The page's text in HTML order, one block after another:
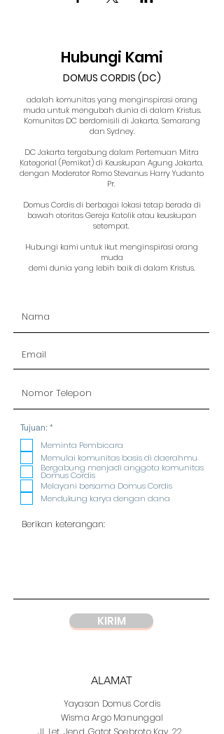
Hubungi Kami
DOMUS CORDIS (DC)
adalah komunitas yang menginspirasi orang
muda untuk mengubah dunia di dalam Kristus.
Komunitas DC berdomisili di Jakarta, Semarang
dan Sydney.
DC Jakarta tergabung dalam Pertemuan Mitra
Kategorial (Pemikat) di Keuskupan Agung Jakarta,
dengan Moderator Romo Stevanus Harry Yudanto
Pr.
Domus Cordis di berbagai lokasi tetap berada di
bawah otoritas Gereja Katolik atau keuskupan
setempat.
Hubungi kami untuk ikut menginspirasi orang
muda
demi dunia yang lebih baik di dalam Kristus.
ALAMAT
Yayasan Domus Cordis
Wisma Argo Manunggal
Jl. Let. Jend. Gatot Soebroto Kav. 22,
Tujuan: *
q
i
r
e
d
Meminta Pembicara
Memulai komunitas basis di daerahmu
Bergabung menjadi anggota komunitas
Domus Cordis
Melayani bersama Domus Cordis
Mendukung karya dengan dana
KIRIM